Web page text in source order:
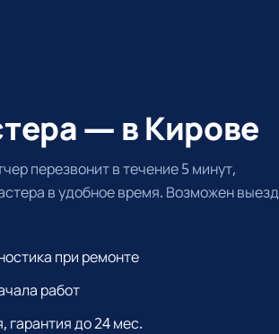
— в Кирове
перезвонит в течение 5 минут,
в удобное время. Возможен выезд
при ремонте
работ
гарантия до 24 мес.